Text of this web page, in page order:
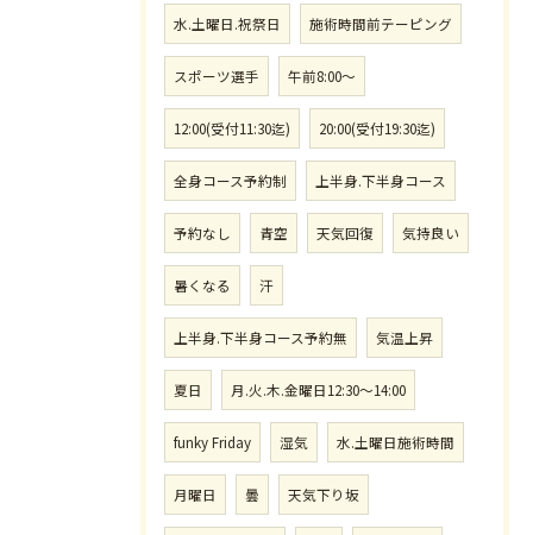
水.土曜日.祝祭日 施術時間前テーピング
スポーツ選手 午前8:00〜
12:00(受付11:30迄) 20:00(受付19:30迄)
全身コース予約制 上半身.下半身コース
予約なし 青空 天気回復 気持良い
暑くなる 汗
上半身.下半身コース予約無 気温上昇
夏日 月.火.木.金曜日12:30〜14:00
funky Friday 湿気 水.土曜日施術時間
月曜日 曇 天気下り坂